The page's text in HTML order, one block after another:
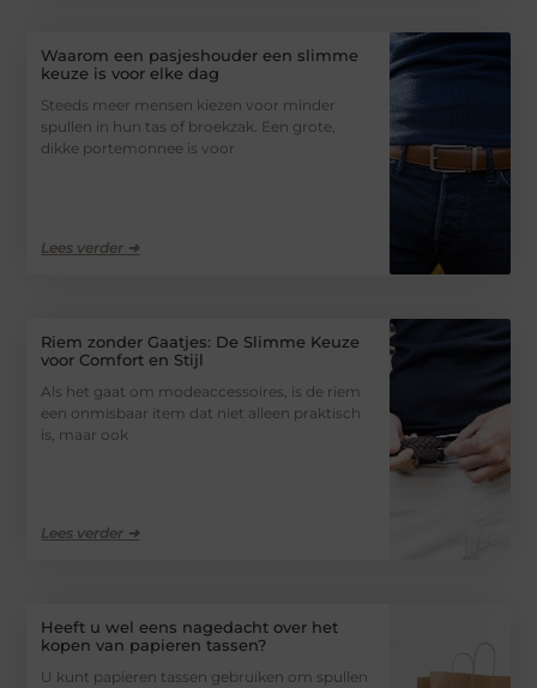
Waarom een pasjeshouder een slimme
keuze is voor elke dag
Steeds meer mensen kiezen voor minder
spullen in hun tas of broekzak. Een grote,
dikke portemonnee is voor
Lees verder ➜
Riem zonder Gaatjes: De Slimme Keuze
voor Comfort en Stijl
Als het gaat om modeaccessoires, is de riem
een onmisbaar item dat niet alleen praktisch
is, maar ook
Lees verder ➜
Heeft u wel eens nagedacht over het
kopen van papieren tassen?
U kunt papieren tassen gebruiken om spullen